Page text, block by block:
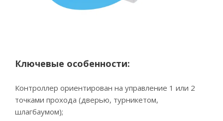
Ключевые особенности:
Контроллер ориентирован на управление 1 или 2
точками прохода (дверью, турникетом,
шлагбаумом);